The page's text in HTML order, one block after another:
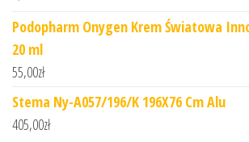
Podopharm Onygen Krem Światowa
20 ml
55,00zł
Stema Ny-A057/196/K 196X76 Cm Alu
405,00zł